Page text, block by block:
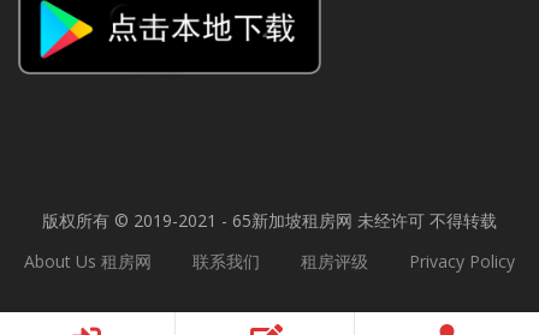
版权所有 © 2019-2021 - 65新加坡租房网 未经许可 不得转载
About Us 租房网
联系我们 租房评级 Privacy Policy